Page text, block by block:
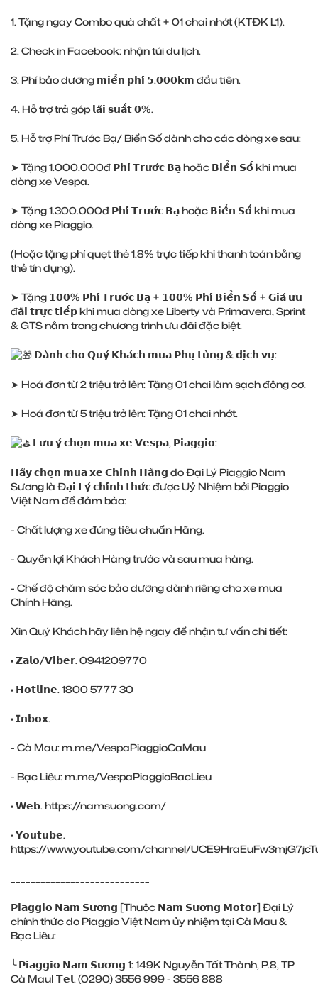
1. Tặng ngay Combo quà chất + 01 chai nhớt (KTĐK L1).
2. Check in Facebook: nhận túi du lịch.
3. Phí bảo dưỡng 𝗺𝗶𝗲̂̃𝗻 𝗽𝗵𝗶́ 𝟱.𝟬𝟬𝟬𝗸𝗺 đầu tiên.
4. Hỗ trợ trả góp 𝗹𝗮̃𝗶 𝘀𝘂𝗮̂́𝘁 𝟬%.
5. Hỗ trợ Phí Trước Bạ/ Biển Số dành cho các dòng xe sau:
➤ Tặng 1.000.000đ 𝗣𝗵𝗶́ 𝗧𝗿𝘂̛𝗼̛́𝗰 𝗕𝗮̣ hoặc 𝗕𝗶𝗲̂̉𝗻 𝗦𝗼̂́ khi mua
dòng xe Vespa.
➤ Tặng 1.300.000đ 𝗣𝗵𝗶́ 𝗧𝗿𝘂̛𝗼̛́𝗰 𝗕𝗮̣ hoặc 𝗕𝗶𝗲̂̉𝗻 𝗦𝗼̂́ khi mua
dòng xe Piaggio.
(Hoặc tặng phí quẹt thẻ 1.8% trực tiếp khi thanh toán bằng
thẻ tín dụng).
➤ Tặng 𝟭𝟬𝟬% 𝗣𝗵𝗶́ 𝗧𝗿𝘂̛𝗼̛́𝗰 𝗕𝗮̣ + 𝟭𝟬𝟬% 𝗣𝗵𝗶́ 𝗕𝗶𝗲̂̉𝗻 𝗦𝗼̂́ + 𝗚𝗶𝗮́ 𝘂̛𝘂
đ𝗮̃𝗶 𝘁𝗿𝘂̛̣𝗰 𝘁𝗶𝗲̂́𝗽 khi mua dòng xe Liberty và Primavera, Sprint
& GTS nằm trong chương trình ưu đãi đặc biệt.
𝗗𝗮̀𝗻𝗵 𝗰𝗵𝗼 𝗤𝘂𝘆́ 𝗞𝗵𝗮́𝗰𝗵 𝗺𝘂𝗮 𝗣𝗵𝘂̣ 𝘁𝘂̀𝗻𝗴 & 𝗱𝗶̣𝗰𝗵 𝘃𝘂̣:
➤ Hoá đơn từ 2 triệu trở lên: Tặng 01 chai làm sạch động cơ.
➤ Hoá đơn từ 5 triệu trở lên: Tặng 01 chai nhớt.
𝗟𝘂̛𝘂 𝘆́ 𝗰𝗵𝗼̣𝗻 𝗺𝘂𝗮 𝘅𝗲 𝗩𝗲𝘀𝗽𝗮, 𝗣𝗶𝗮𝗴𝗴𝗶𝗼:
𝗛𝗮̃𝘆 𝗰𝗵𝗼̣𝗻 𝗺𝘂𝗮 𝘅𝗲 𝗖𝗵𝗶́𝗻𝗵 𝗛𝗮̃𝗻𝗴 do Đại Lý Piaggio Nam
Sương là Đ𝗮̣𝗶 𝗟𝘆́ 𝗰𝗵𝗶́𝗻𝗵 𝘁𝗵𝘂̛́𝗰 được Uỷ Nhiệm bởi Piaggio
Việt Nam để đảm bảo:
- Chất lượng xe đúng tiêu chuẩn Hãng.
- Quyền lợi Khách Hàng trước và sau mua hàng.
- Chế độ chăm sóc bảo dưỡng dành riêng cho xe mua
Chính Hãng.
Xin Quý Khách hãy liên hệ ngay để nhận tư vấn chi tiết:
• 𝗭𝗮𝗹𝗼/𝗩𝗶𝗯𝗲𝗿. 0941209770
• 𝗛𝗼𝘁𝗹𝗶𝗻𝗲. 1800 5777 30
• 𝗜𝗻𝗯𝗼𝘅.
- Cà Mau:m.me/VespaPiaggioCaMau
- Bạc Liêu:m.me/VespaPiaggioBacLieu
• 𝗪𝗲𝗯.https://namsuong.com/
• 𝗬𝗼𝘂𝘁𝘂𝗯𝗲.
https://www.youtube.com/channel/
𝗣𝗶𝗮𝗴𝗴𝗶𝗼 𝗡𝗮𝗺 𝗦𝘂̛𝗼̛𝗻𝗴 [Thuộc 𝗡𝗮𝗺 𝗦𝘂̛𝗼̛𝗻𝗴 𝗠𝗼𝘁𝗼𝗿] Đại Lý
chính thức do Piaggio Việt Nam ủy nhiệm tại Cà Mau &
Bạc Liêu:
╰ 𝗣𝗶𝗮𝗴𝗴𝗶𝗼 𝗡𝗮𝗺 𝗦𝘂̛𝗼̛𝗻𝗴 1: 149K Nguyễn Tất Thành, P.8, TP
Cà Mau| 𝗧𝗲𝗹. (0290) 3556 999 - 3556 888